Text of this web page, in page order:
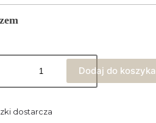
Dodaj do koszyka
dostarcza